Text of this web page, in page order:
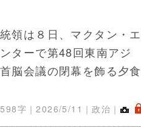
領は８日、マクタン・エ
ターで第48回東南アジ
脳会議の閉幕を飾る夕食
598字｜2026/5/11 ｜政治｜ .